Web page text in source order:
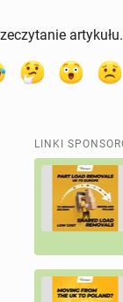
LINKI